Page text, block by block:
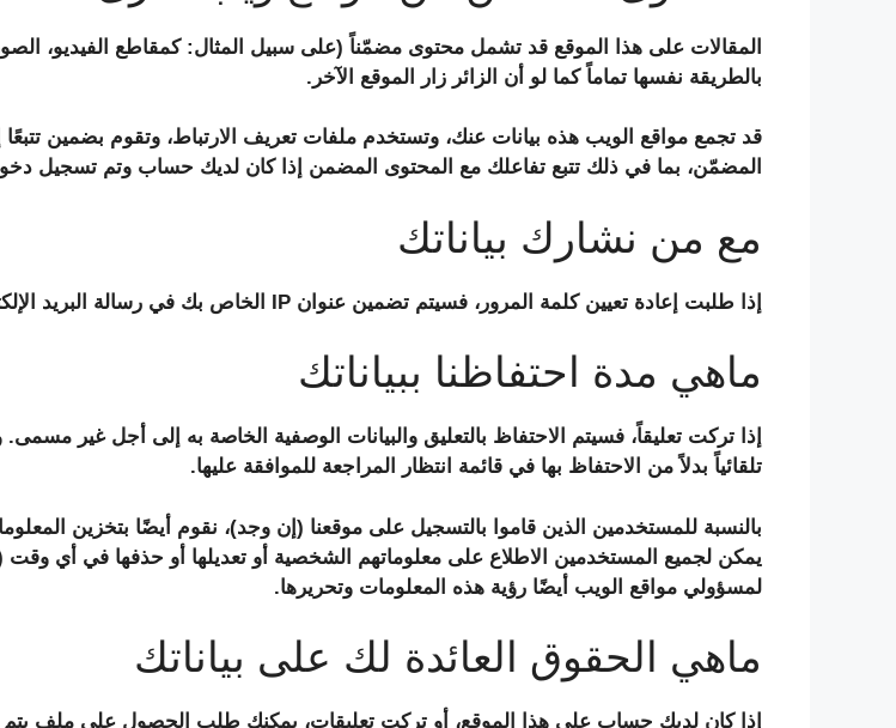
المقالات على هذا الموقع قد تشمل محتوى مضمّناً (على سبيل المثال: كمقاطع الفيديو،
بالطريقة نفسها تماماً كما لو أن الزائر زار الموقع الآخر.
قد تجمع مواقع الويب هذه بيانات عنك، وتستخدم ملفات تعريف الارتباط، وتقوم بضمين تتبعًا
المضمّن، بما في ذلك تتبع تفاعلك مع المحتوى المضمن إذا كان لديك حساب وتم تسجيل
مع من نشارك بياناتك
إذا طلبت إعادة تعيين كلمة المرور، فسيتم تضمين عنوان IP الخاص بك في رسالة البريد الإلكتروني لإعادة التعيين.
ماهي مدة احتفاظنا ببياناتك
إذا تركت تعليقاً، فسيتم الاحتفاظ بالتعليق والبيانات الوصفية الخاصة به إلى أجل غير
تلقائياً بدلاً من الاحتفاظ بها في قائمة انتظار المراجعة للموافقة عليها.
بالنسبة للمستخدمين الذين قاموا بالتسجيل على موقعنا (إن وجد)، نقوم أيضًا بتخزين
يمكن لجميع المستخدمين الاطلاع على معلوماتهم الشخصية أو تعديلها أو حذفها في أي وقت
لمسؤولي مواقع الويب أيضًا رؤية هذه المعلومات وتحريرها.
ماهي الحقوق العائدة لك على بياناتك
إذا كان لديك حساب على هذا الموقع، أو تركت تعليقات، يمكنك طلب الحصول على ملف يتم